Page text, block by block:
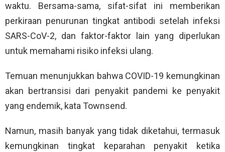
waktu. Bersama-sama, sifat-sifat ini memberikan
perkiraan penurunan tingkat antibodi setelah infeksi
SARS-CoV-2, dan faktor-faktor lain yang diperlukan
untuk memahami risiko infeksi ulang.
Temuan menunjukkan bahwa COVID-19 kemungkinan
akan bertransisi dari penyakit pandemi ke penyakit
yang endemik, kata Townsend.
Namun, masih banyak yang tidak diketahui, termasuk
kemungkinan tingkat keparahan penyakit ketika